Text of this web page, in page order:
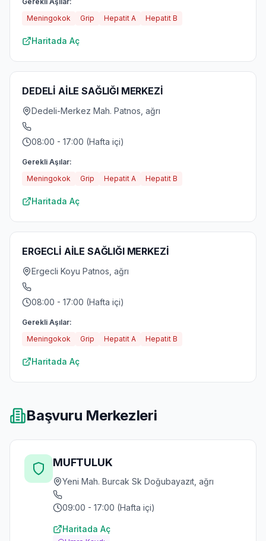
Meningokok
Grip Hepatit A Hepatit B
Haritada Aç
DEDELİ AİLE SAĞLIĞI MERKEZİ
Dedeli-Merkez Mah. Patnos, ağrı
08:00 - 17:00 (Hafta içi)
Gerekli Aşılar:
Meningokok
Grip Hepatit A Hepatit B
Haritada Aç
ERGECLİ AİLE SAĞLIĞI MERKEZİ
Ergecli Koyu Patnos, ağrı
08:00 - 17:00 (Hafta içi)
Gerekli Aşılar:
Meningokok
Grip Hepatit A Hepatit B
Haritada Aç
Başvuru Merkezleri
MUFTULUK
Yeni Mah. Burcak Sk Doğubayazıt, ağrı
09:00 - 17:00 (Hafta içi)
Haritada Aç